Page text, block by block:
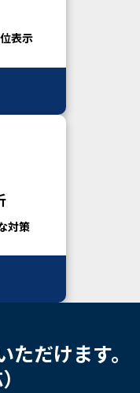
表示
対策
だけます。